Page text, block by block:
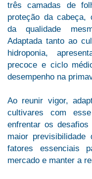
três camadas de
proteção da cabeça,
da qualidade
Adaptada tanto ao
hidroponia,
precoce e ciclo
desempenho na
Ao reunir vigor,
cultivares com
enfrentar os
maior
fatores essenciais
mercado e manter a